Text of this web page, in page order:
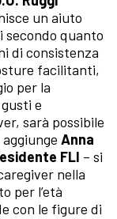
un aiuto
secondo quanto
di consistenza
facilitanti,
per la
e
sarà possibile
Anna
FLI – si
nella
per l’età
con le figure di